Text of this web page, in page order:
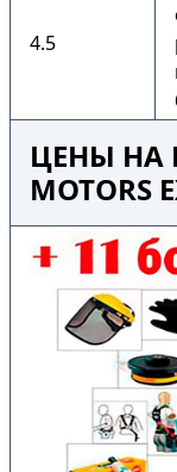
4.5
ЦЕНЫ НА
MOTORS